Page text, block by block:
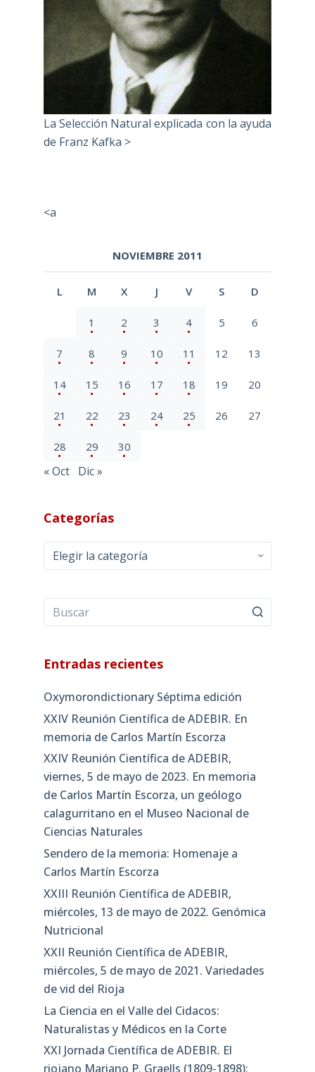
La Selección Natural explicada con la ayuda
de Franz Kafka >
<a
NOVIEMBRE 2011
L M X J V S D
1 2 3 4 5 6
7 8 9 10 11 12 13
14 15 16 17 18 19 20
21 22 23 24 25 26 27
28 29 30
« Oct Dic »
Categorías
Categorías
Entradas recientes
Oxymorondictionary Séptima edición
XXIV Reunión Científica de ADEBIR. En
memoria de Carlos Martín Escorza
XXIV Reunión Científica de ADEBIR,
viernes, 5 de mayo de 2023. En memoria
de Carlos Martín Escorza, un geólogo
calagurritano en el Museo Nacional de
Ciencias Naturales
Sendero de la memoria: Homenaje a
Carlos Martín Escorza
XXIII Reunión Científica de ADEBIR,
miércoles, 13 de mayo de 2022. Genómica
Nutricional
XXII Reunión Científica de ADEBIR,
miércoles, 5 de mayo de 2021. Variedades
de vid del Rioja
La Ciencia en el Valle del Cidacos:
Naturalistas y Médicos en la Corte
XXI Jornada Científica de ADEBIR. El
riojano Mariano P. Graells (1809-1898):